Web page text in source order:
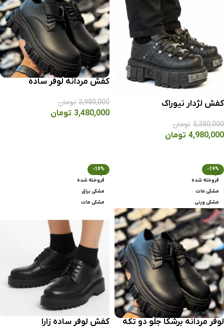
کفش لژدار نيوراک
5,380,000 تومان
4,980,000 تومان
کفش مردانه لوفر ساده
3,980,000 تومان
3,480,000 تومان
-19%
فروخته شده
مشکی مات
مشکی ورنی
لوفر مردانه برشکا جلو دو تکه
-18%
فروخته شده
مشکی براق
مشکی مات
کفش لوفر ساده زارا